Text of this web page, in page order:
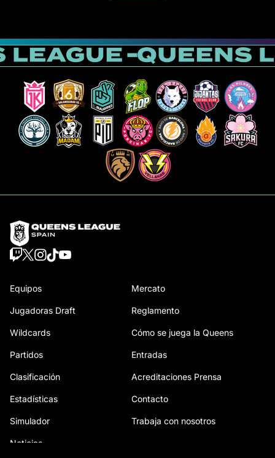
Equipos
Jugadoras Draft
Wildcards
Partidos
Clasificación
Estadísticas
Simulador
Noticias
Mercato
Reglamento
Cómo se juega la Queens
Entradas
Acreditaciones Prensa
Contacto
Trabaja con nosotros